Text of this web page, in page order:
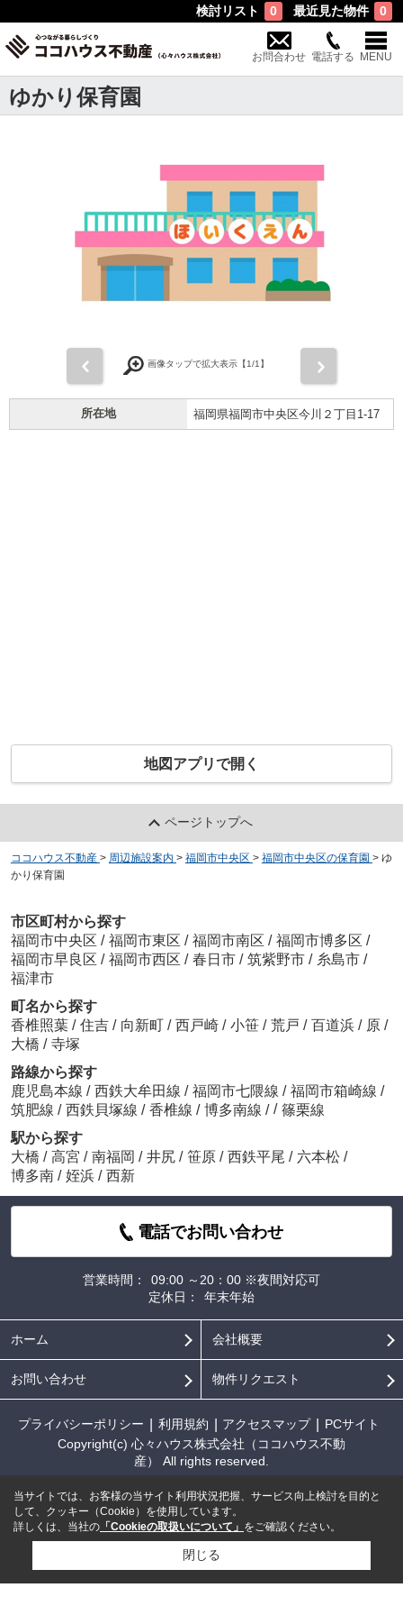
検討リスト 0 最近見た物件 0
お問合わせ 電話する MENU
ゆかり保育園
画像タップで拡大表示【1/1】
所在地 福岡県福岡市中央区今川２丁目1-17
地図アプリで開く
ページトップへ
ココハウス不動産 > 周辺施設案内 > 福岡市中央区 > 福岡市中央区の保育園 > ゆ
かり保育園
市区町村から探す
福岡市中央区 / 福岡市東区 / 福岡市南区 / 福岡市博多区 /
福岡市早良区 / 福岡市西区 / 春日市 / 筑紫野市 / 糸島市 /
福津市
町名から探す
香椎照葉 / 住吉 / 向新町 / 西戸崎 / 小笹 / 荒戸 / 百道浜 / 原 /
大橋 / 寺塚
路線から探す
鹿児島本線 / 西鉄大牟田線 / 福岡市七隈線 / 福岡市箱崎線 /
筑肥線 / 西鉄貝塚線 / 香椎線 / 博多南線 / / 篠栗線
駅から探す
大橋 / 高宮 / 南福岡 / 井尻 / 笹原 / 西鉄平尾 / 六本松 /
博多南 / 姪浜 / 西新
電話でお問い合わせ
営業時間：
09:00 ～20：00 ※夜間対応可
定休日：
年末年始
ホーム 会社概要
お問い合わせ 物件リクエスト
プライバシーポリシー 利用規約 アクセスマップ
PCサイト
Copyright(c) 心々ハウス株式会社（ココハウス不動
産） All rights reserved.
当サイトでは、お客様の当サイト利用状況把握、サービス向上検討を目的と
して、クッキー（Cookie）を使用しています。
詳しくは、当社の 「Cookieの取扱いについて」 をご確認ください。
閉じる